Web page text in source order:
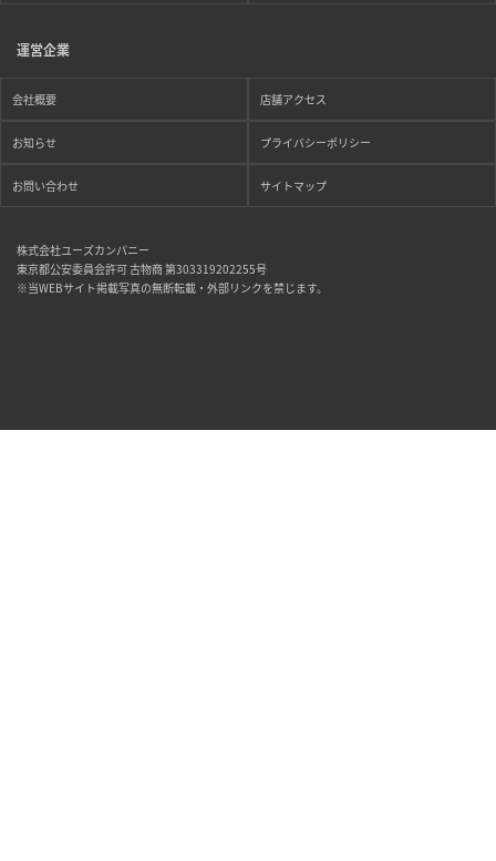
運営企業
会社概要 店舗アクセス
お知らせ プライバシーポリシー
お問い合わせ サイトマップ
株式会社ユーズカンパニー
東京都公安委員会許可 古物商 第303319202255号
※当WEBサイト掲載写真の無断転載・外部リンクを禁じます。